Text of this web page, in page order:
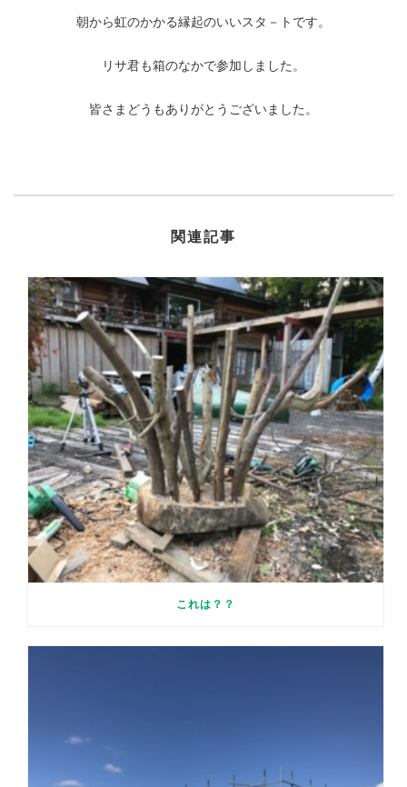
朝から虹のかかる縁起のいいスタ－トです。
リサ君も箱のなかで参加しました。
皆さまどうもありがとうございました。
関連記事
これは？？